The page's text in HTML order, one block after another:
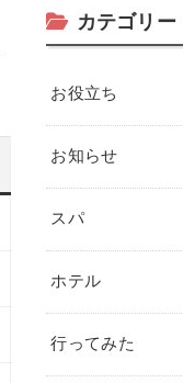
カテゴリー
お役立ち
お知らせ
スパ
ホテル
行ってみた